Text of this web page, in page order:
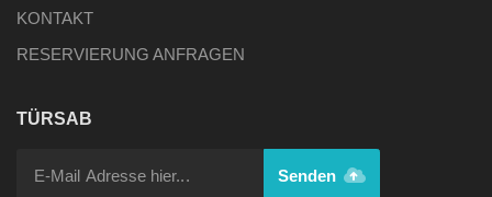
KONTAKT
RESERVIERUNG ANFRAGEN
TÜRSAB
Senden